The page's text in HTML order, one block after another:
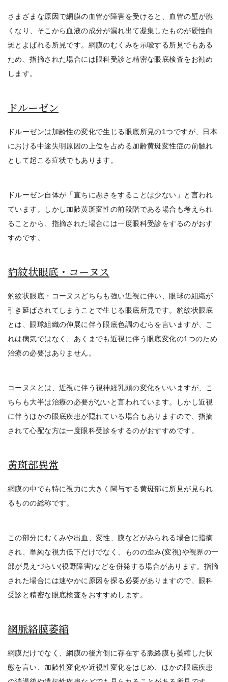
さまざまな原因で網膜の血管が障害を受けると、血管の壁が脆
くなり、そこから血液の成分が漏れ出て凝集したものが硬性白
斑とよばれる所見です。網膜のむくみを示唆する所見でもある
ため、指摘された場合には眼科受診と精密な眼底検査をお勧め
します。
ドルーゼン
ドルーゼンは加齢性の変化で生じる眼底所見の1つですが、日本
における中途失明原因の上位を占める加齢黄斑変性症の前触れ
として起こる症状でもあります。
ドルーゼン自体が「直ちに悪さをすることは少ない」と言われ
ています。しかし加齢黄斑変性の前段階である場合も考えられ
ることから、 指摘された場合には一度眼科受診をするのがおす
すめです。
豹紋状眼底・コーヌス
豹紋状眼底・コーヌスどちらも強い近視に伴い、眼球の組織が
引き延ばされてしまうことで生じる眼底所見です。豹紋状眼底
とは、眼球組織の伸展に伴う眼底色調のむらを言いますが、こ
れは病気ではなく、あくまでも近視に伴う眼底変化の1つのため
治療の必要はありません。
コーヌスとは、近視に伴う視神経乳頭の変化をいいますが、こ
ちらも大半は治療の必要がないと言われています。しかし近視
に伴うほかの眼底疾患が隠れている場合もありますので、 指摘
されて心配な方は一度眼科受診をするのがおすすめです。
黄斑部異常
網膜の中でも特に視力に大きく関与する黄斑部に所見が見られ
るものの総称です。
この部分にむくみや出血、変性、膜などがみられる場合に指摘
され、単純な視力低下だけでなく、ものの歪み(変視)や視界の一
部が見えづらい(視野障害)などを併発する場合があります。指摘
された場合には速やかに原因を探る必要がありますので、 眼科
受診と精密な眼底検査をおすすめ します。
網脈絡膜萎縮
網膜だけでなく、網膜の後方側に存在する脈絡膜も萎縮した状
態を言い、加齢性変化や近視性変化をはじめ、ほかの眼底疾患